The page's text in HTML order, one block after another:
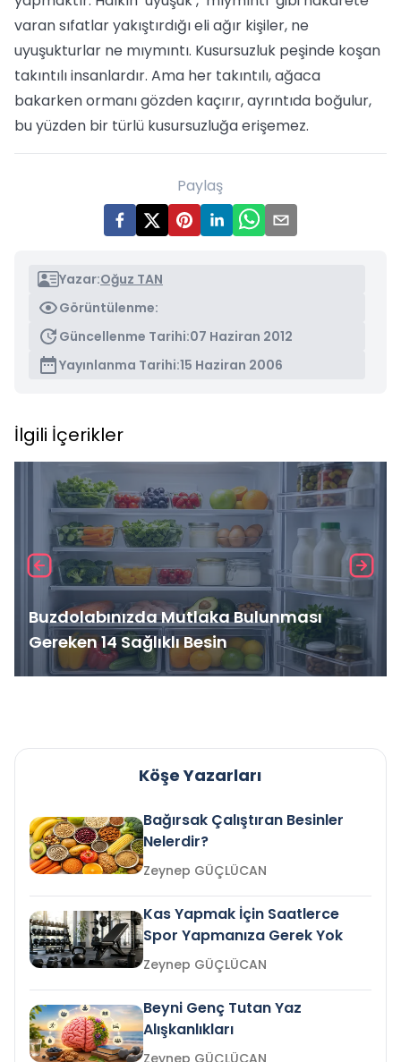
varan sıfatlar yakıştırdığı eli ağır kişiler, ne
uyuşukturlar ne mıymıntı. Kusursuzluk peşinde koşan
takıntılı insanlardır. Ama her takıntılı, ağaca
bakarken ormanı gözden kaçırır, ayrıntıda boğulur,
bu yüzden bir türlü kusursuzluğa erişemez.
Paylaş
Yazar:Oğuz TAN
Görüntülenme:
Güncellenme Tarihi:07 Haziran 2012
Yayınlanma Tarihi:15 Haziran 2006
İlgili İçerikler
Buzdolabınızda Mutlaka Bulunması
Gereken 14 Sağlıklı Besin
Köşe Yazarları
Bağırsak Çalıştıran Besinler
Nelerdir?
Zeynep GÜÇLÜCAN
Kas Yapmak İçin Saatlerce
Spor Yapmanıza Gerek Yok
Zeynep GÜÇLÜCAN
Beyni Genç Tutan Yaz
Alışkanlıkları
Zeynep GÜÇLÜCAN